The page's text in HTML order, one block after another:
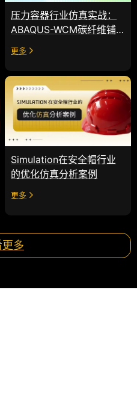
压力容器行业仿真实战：
ABAQUS-WCM碳纤维铺
更多
Simulation在安全帽行业
的优化仿真分析案例
更多
多